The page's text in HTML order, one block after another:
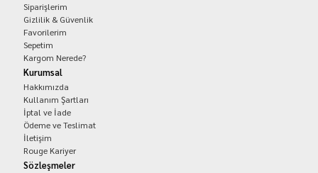
Siparişlerim
Gizlilik & Güvenlik
Favorilerim
Sepetim
Kargom Nerede?
Kurumsal
Hakkımızda
Kullanım Şartları
İptal ve İade
Ödeme ve Teslimat
İletişim
Rouge Kariyer
Sözleşmeler